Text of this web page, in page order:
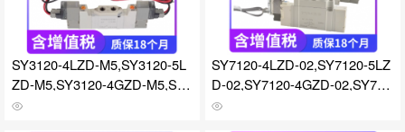
SY3120-4LZD-M5,SY3120-5L
ZD-M5,SY3120-4GZD-M5,SY3
120-5GZD-M5,SY3220-4LZD-
SY7120-4LZD-02,SY7120-5LZ
D-02,SY7120-4GZD-02,SY712
0-5GZD-02,SY7120-4DZD-02,